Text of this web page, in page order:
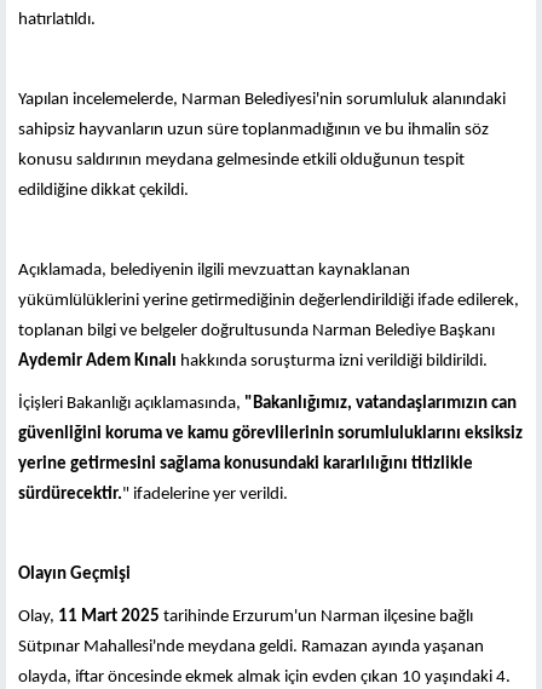
hatırlatıldı.
Yapılan incelemelerde, Narman Belediyesi'nin sorumluluk alanındaki
sahipsiz hayvanların uzun süre toplanmadığının ve bu ihmalin söz
konusu saldırının meydana gelmesinde etkili olduğunun tespit
edildiğine dikkat çekildi.
Açıklamada, belediyenin ilgili mevzuattan kaynaklanan
yükümlülüklerini yerine getirmediğinin değerlendirildiği ifade edilerek,
toplanan bilgi ve belgeler doğrultusunda Narman Belediye Başkanı
Aydemir Adem Kınalı hakkında soruşturma izni verildiği bildirildi.
İçişleri Bakanlığı açıklamasında, "Bakanlığımız, vatandaşlarımızın can
güvenliğini koruma ve kamu görevlilerinin sorumluluklarını eksiksiz
yerine getirmesini sağlama konusundaki kararlılığını titizlikle
sürdürecektir." ifadelerine yer verildi.
Olayın Geçmişi
Olay, 11 Mart 2025 tarihinde Erzurum'un Narman ilçesine bağlı
Sütpınar Mahallesi'nde meydana geldi. Ramazan ayında yaşanan
olayda, iftar öncesinde ekmek almak için evden çıkan 10 yaşındaki 4.